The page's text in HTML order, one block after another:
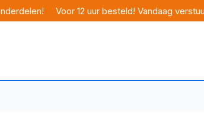
Voor 12 uur besteld! Vandaag